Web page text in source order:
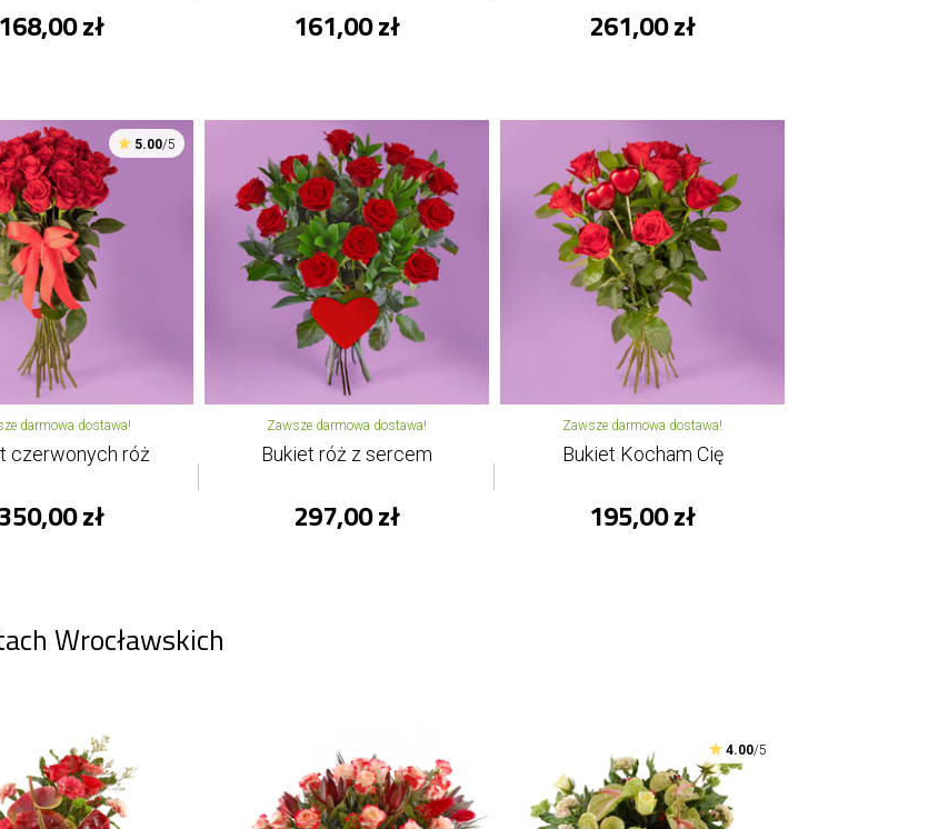
168,00 zł 161,00 zł 261,00 zł
5.00/5
darmowa dostawa!
czerwonych róż
350,00 zł
Zawsze darmowa dostawa!
Bukiet róż z sercem
297,00 zł
Zawsze darmowa dostawa!
Bukiet Kocham Cię
195,00 zł
Wrocławskich
4.00/5